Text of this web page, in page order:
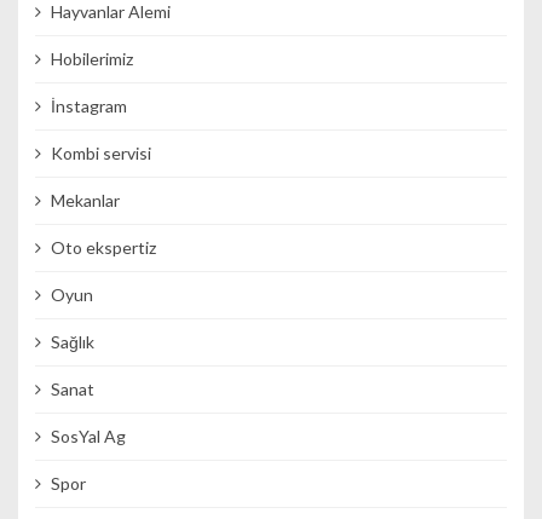
Hayvanlar Alemi
Hobilerimiz
İnstagram
Kombi servisi
Mekanlar
Oto ekspertiz
Oyun
Sağlık
Sanat
SosYal Ag
Spor